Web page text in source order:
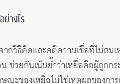
างไร
ากวิธีคิดและคติความเชื่อที่ไม่สม
ช่วยกันเน้นย้ำว่าเหยื่อคือผู้ถูกก
ะของเหยื่อไม่ใช่เหตุผลของกา